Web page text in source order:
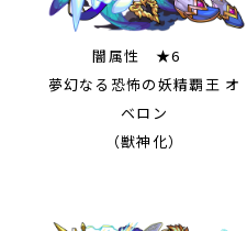
闇属性 ★6
夢幻なる恐怖の妖精覇王 オ
ベロン
（獣神化）